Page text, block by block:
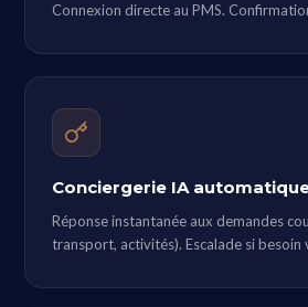
Connexion directe au PMS.
Conciergerie IA
Réponse instantanée aux demandes
transport, activités). Escalade si besoin